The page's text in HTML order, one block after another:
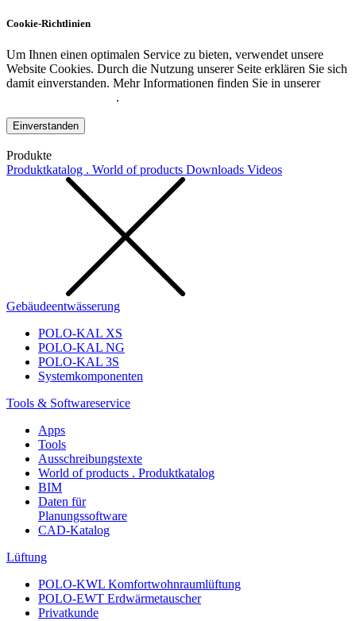
Cookie-Richtlinien
Um Ihnen einen optimalen Service zu bieten, verwendet unsere
Website Cookies. Durch die Nutzung unserer Seite erklären Sie sich
damit einverstanden. Mehr Informationen finden Sie in unserer
.
Einverstanden
Produkte
Produktkatalog . World of products Downloads Videos
Gebäudeentwässerung
POLO-KAL XS
POLO-KAL NG
POLO-KAL 3S
Systemkomponenten
Tools & Softwareservice
Apps
Tools
Ausschreibungstexte
World of products . Produktkatalog
BIM
Daten für
Planungssoftware
CAD-Katalog
Lüftung
POLO-KWL Komfortwohnraumlüftung
POLO-EWT Erdwärmetauscher
Privatkunde